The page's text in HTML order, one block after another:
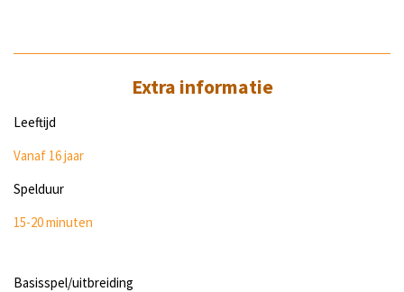
Extra informatie
Leeftijd
Vanaf 16 jaar
Spelduur
15-20 minuten
Basisspel/uitbreiding